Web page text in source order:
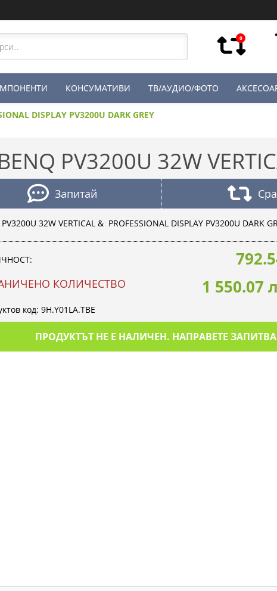
0
КОНСУМАТИВИ ТВ/АУДИО/ФОТО
DISPLAY PV3200U DARK GREY
PV3200U 32W
Запитай
32W VERTICAL & PROFESSIONAL DISPLAY PV3200U DARK
КОЛИЧЕСТВО
1 550.07
код: 9H.Y01LA.TBE
ПРОДУКТЪТ НЕ Е НАЛИЧЕН. НАПРАВЕТЕ